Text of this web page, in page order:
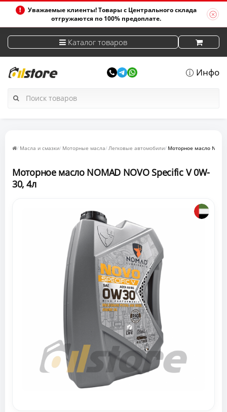
Уважаемые клиенты! Товары с Центрального склада
отгружаются по 100% предоплате.
Каталог товаров
Инфо
Масла и смазки Моторные масла Легковые автомобили Моторное масло
Моторное масло NOMAD NOVO Specific V 0W-
30, 4л